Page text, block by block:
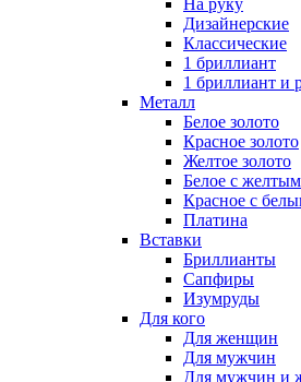
На руку
Дизайнерские
Классические
1 бриллиант
1 бриллиант и
Металл
Белое золото
Красное золото
Желтое золото
Белое с
Красное с
Платина
Вставки
Бриллианты
Сапфиры
Изумруды
Для кого
Для женщин
Для мужчин
Для мужчин и